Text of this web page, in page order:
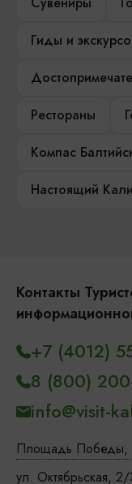
Гиды и
Рестораны
Компас
Настоящий
Контакты
Площадь Победы,
ул. Октябрьская,
+7 (4012)
8 (800)
info@visit-